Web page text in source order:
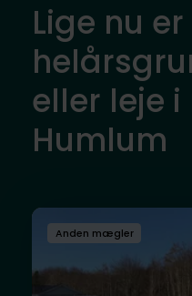
Lige nu er
eller leje
Humlum
Anden mægler